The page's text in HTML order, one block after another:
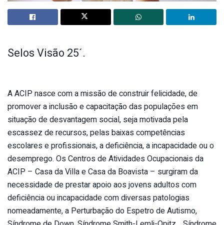
Selos Visão 25´.
A ACIP nasce com a missão de construir felicidade, de
promover a inclusão e capacitação das populações em
situação de desvantagem social, seja motivada pela
escassez de recursos, pelas baixas competências
escolares e profissionais, a deficiência, a incapacidade ou o
desemprego. Os Centros de Atividades Ocupacionais da
ACIP – Casa da Villa e Casa da Boavista – surgiram da
necessidade de prestar apoio aos jovens adultos com
deficiência ou incapacidade com diversas patologias
nomeadamente, a Perturbação do Espetro de Autismo,